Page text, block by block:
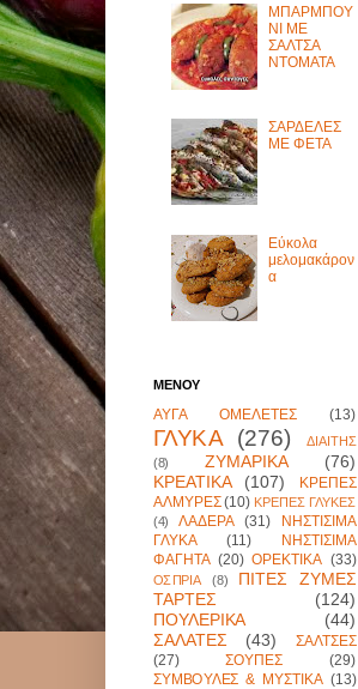
ΜΠΑΡΜΠΟΥ
ΝΙ ΜΕ
ΣΑΛΤΣΑ
ΝΤΟΜΑΤΑ
ΣΑΡΔΕΛΕΣ
ΜΕ ΦΕΤΑ
Εύκολα
μελομακάρον
α
ΜΕΝΟΥ
ΑΥΓΑ ΟΜΕΛΕΤΕΣ (13)
ΓΛΥΚΑ (276)
ΔΙΑΙΤΗΣ
(8)
ΖΥΜΑΡΙΚΑ
(76)
ΚΡΕΑΤΙΚΑ
(107)
ΚΡΕΠΕΣ
ΑΛΜΥΡΕΣ (10) ΚΡΕΠΕΣ ΓΛΥΚΕΣ
(4)
ΛΑΔΕΡΑ (31)
ΝΗΣΤΙΣΙΜΑ
ΓΛΥΚΑ
(11)
ΝΗΣΤΙΣΙΜΑ
ΦΑΓΗΤΑ (20) ΟΡΕΚΤΙΚΑ (33)
ΟΣΠΡΙΑ (8)
ΠΙΤΕΣ ΖΥΜΕΣ
ΤΑΡΤΕΣ
(124)
ΠΟΥΛΕΡΙΚΑ
(44)
ΣΑΛΑΤΕΣ
(43)
ΣΑΛΤΣΕΣ
(27)
ΣΟΥΠΕΣ
(29)
ΣΥΜΒΟΥΛΕΣ & ΜΥΣΤΙΚΑ (13)